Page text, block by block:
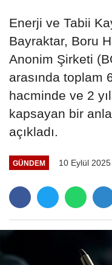
Enerji ve Tabii
Bayraktar, Boru
Anonim Şirketi
arasında toplam
hacminde ve 2
kapsayan bir
açıkladı.
GÜNDEM 10 Eylül